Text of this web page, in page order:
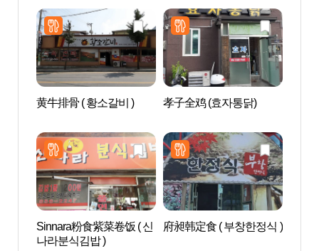
黄牛排骨 ( 황소갈비 ) 孝子全鸡 (효자통닭)
Sinnara粉食紫菜卷饭 ( 신
나라분식김밥 )
府昶韩定食 ( 부창한정식 )